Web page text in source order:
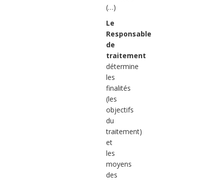
(…)
Le
Responsable
de
traitement
détermine
les
finalités
(les
objectifs
du
traitement)
et
les
moyens
des